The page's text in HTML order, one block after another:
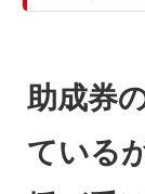
助成券
ている